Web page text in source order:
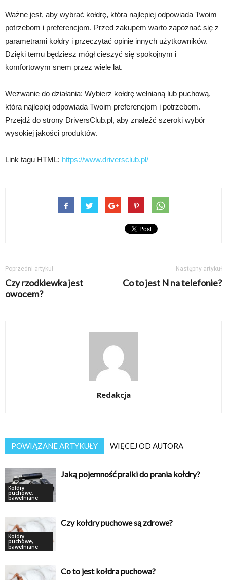
Ważne jest, aby wybrać kołdrę, która najlepiej odpowiada Twoim
potrzebom i preferencjom. Przed zakupem warto zapoznać się z
parametrami kołdry i przeczytać opinie innych użytkowników.
Dzięki temu będziesz mógł cieszyć się spokojnym i
komfortowym snem przez wiele lat.
Wezwanie do działania: Wybierz kołdrę wełnianą lub puchową,
która najlepiej odpowiada Twoim preferencjom i potrzebom.
Przejdź do strony DriversClub.pl, aby znaleźć szeroki wybór
wysokiej jakości produktów.
Link tagu HTML: https://www.driversclub.pl/
Poprzedni artykuł
Czy rzodkiewka jest
owocem?
Następny artykuł
Co to jest N na telefonie?
Redakcja
POWIĄZANE ARTYKUŁY WIĘCEJ OD AUTORA
Kołdry
puchowe,
bawełniane
Jaką pojemność pralki do prania kołdry?
Kołdry
puchowe,
bawełniane
Czy kołdry puchowe są zdrowe?
Co to jest kołdra puchowa?